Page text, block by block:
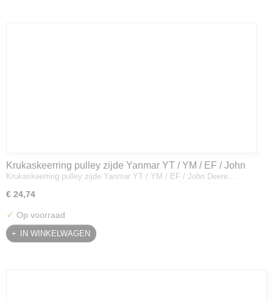
Krukaskeerring pulley zijde Yanmar YT / YM / EF / John
Deere - 119934-01800
Krukaskeerring pulley zijde Yanmar YT / YM / EF / John Deere…
€ 24,74
✓ Op voorraad
IN WINKELWAGEN